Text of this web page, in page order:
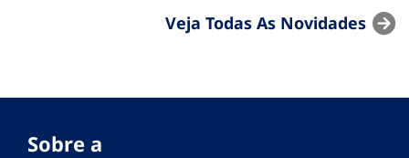
Veja Todas As Novidades
Sobre a